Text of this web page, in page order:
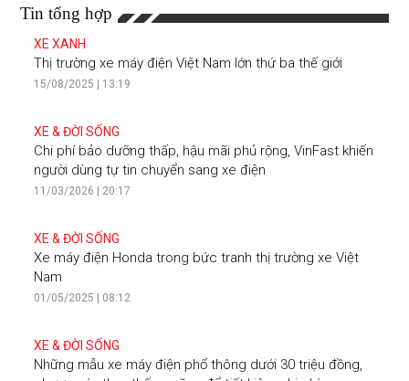
Tin tổng hợp
XE XANH
Thị trường xe máy điện Việt Nam lớn thứ ba thế giới
15/08/2025 | 13:19
XE & ĐỜI SỐNG
Chi phí bảo dưỡng thấp, hậu mãi phủ rộng, VinFast khiến
người dùng tự tin chuyển sang xe điện
11/03/2026 | 20:17
XE & ĐỜI SỐNG
Xe máy điện Honda trong bức tranh thị trường xe Việt
Nam
01/05/2025 | 08:12
XE & ĐỜI SỐNG
Những mẫu xe máy điện phổ thông dưới 30 triệu đồng,